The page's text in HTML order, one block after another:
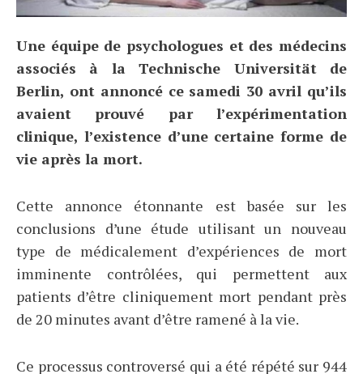
Une équipe de psychologues et des médecins
associés à la Technische Universität de
Berlin, ont annoncé ce samedi 30 avril qu’ils
avaient prouvé par l’expérimentation
clinique, l’existence d’une certaine forme de
vie après la mort.
Cette annonce étonnante est basée sur les
conclusions d’une étude utilisant un nouveau
type de médicalement d’expériences de mort
imminente contrôlées, qui permettent aux
patients d’être cliniquement mort pendant près
de 20 minutes avant d’être ramené à la vie.
Ce processus controversé qui a été répété sur 944